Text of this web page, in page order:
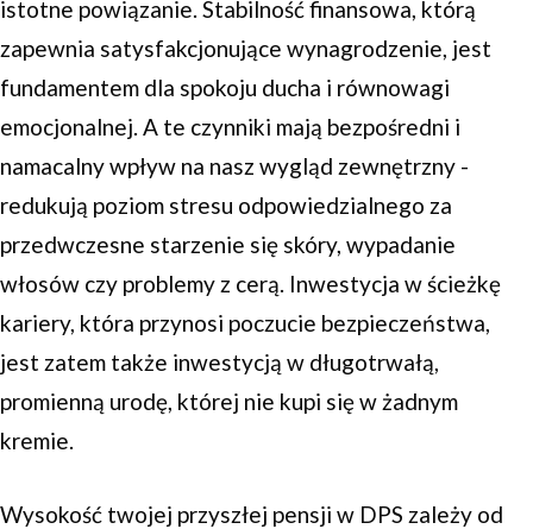
istotne powiązanie. Stabilność finansowa, którą
zapewnia satysfakcjonujące wynagrodzenie, jest
fundamentem dla spokoju ducha i równowagi
emocjonalnej. A te czynniki mają bezpośredni i
namacalny wpływ na nasz wygląd zewnętrzny -
redukują poziom stresu odpowiedzialnego za
przedwczesne starzenie się skóry, wypadanie
włosów czy problemy z cerą. Inwestycja w ścieżkę
kariery, która przynosi poczucie bezpieczeństwa,
jest zatem także inwestycją w długotrwałą,
promienną urodę, której nie kupi się w żadnym
kremie.
Wysokość twojej przyszłej pensji w DPS zależy od